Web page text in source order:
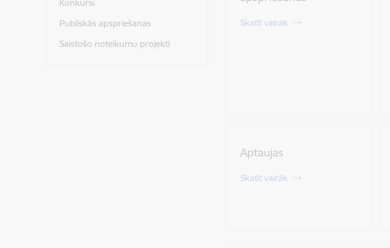
Konkursi
Publiskās apspriešanas
Saistošo noteikumu projekti
Skatīt vairāk
Aptaujas
Skatīt vairāk